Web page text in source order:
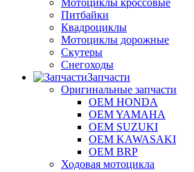
Питбайки
Квадроциклы
Мотоциклы дорожные
Скутеры
Снегоходы
Запчасти
Оригинальные запчасти
OEM HONDA
OEM YAMAHA
OEM SUZUKI
OEM KAWASAKI
OEM BRP
Ходовая мотоцикла